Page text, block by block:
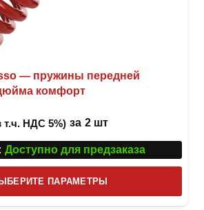
— пружины передней
комфорт
т.ч. НДС 5%) за 2 шт
Доступно для предзаказа
ПАРАМЕТРЫ
товар